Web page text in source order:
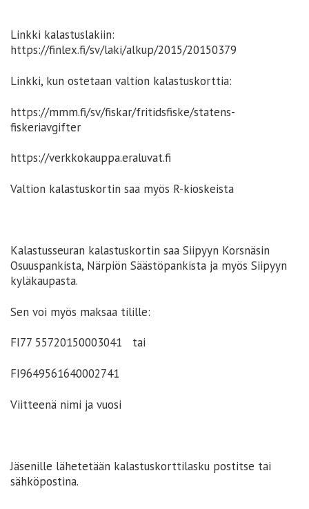
Linkki kalastuslakiin:
https://finlex.fi/sv/laki/alkup/2015/20150379
Linkki, kun ostetaan valtion kalastuskorttia:
https://mmm.fi/sv/fiskar/fritidsfiske/statens-
fiskeriavgifter
https://verkkokauppa.eraluvat.fi
Valtion kalastuskortin saa myös R-kioskeista
Kalastusseuran kalastuskortin saa Siipyyn Korsnäsin
Osuuspankista, Närpiön Säästöpankista ja myös Siipyyn
kyläkaupasta.
Sen voi myös maksaa tilille:
FI77 55720150003041 tai
FI9649561640002741
Viitteenä nimi ja vuosi
Jäsenille lähetetään kalastuskorttilasku postitse tai
sähköpostina.